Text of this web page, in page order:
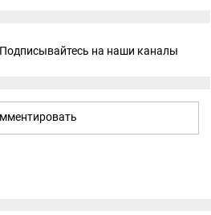
Подписывайтесь на наши каналы